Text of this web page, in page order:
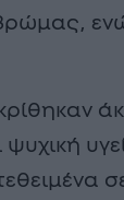
ενώ
ψυχική